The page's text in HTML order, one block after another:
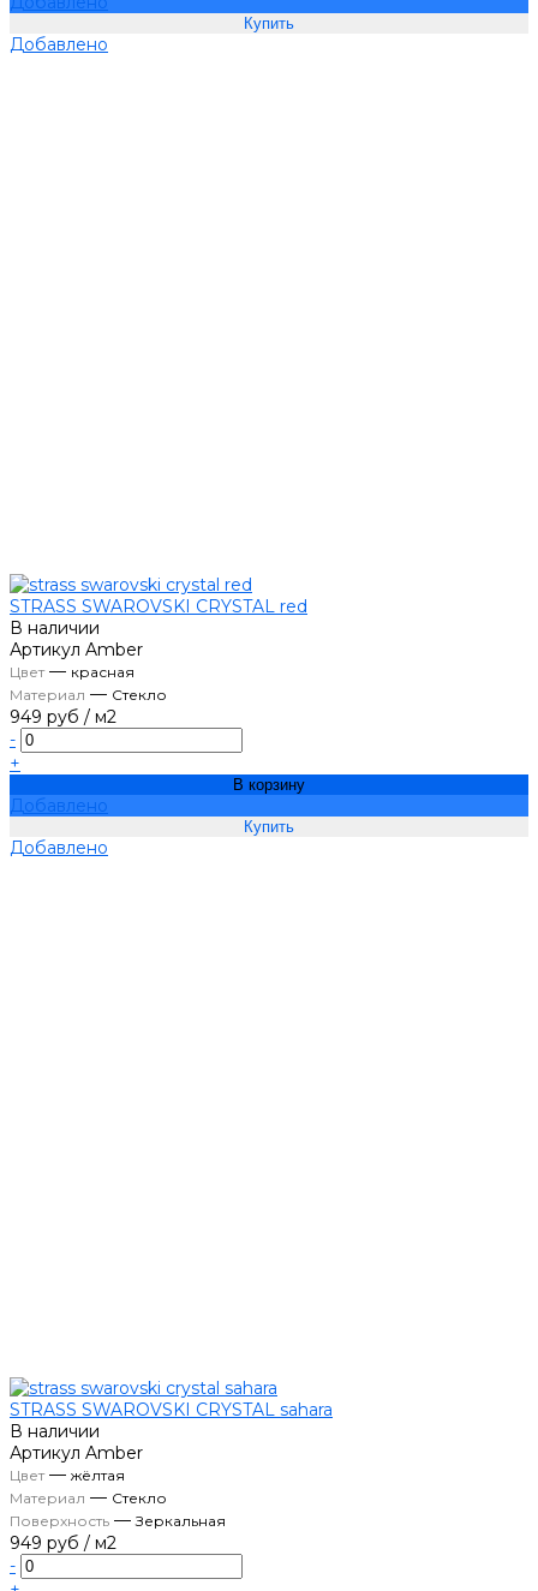
Добавлено
STRASS SWAROVSKI CRYSTAL red
В наличии
Артикул Amber
Цвет— красная
Материал — Стекло
949 руб / м2
-
+
В корзину
Добавлено
Добавлено
STRASS SWAROVSKI CRYSTAL sahara
В наличии
Артикул Amber
Цвет— жёлтая
Материал — Стекло
Поверхность —Зеркальная
949 руб / м2
-